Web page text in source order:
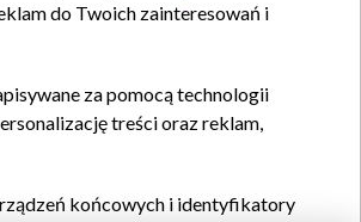
do Twoich zainteresowań i
za pomocą technologii
treści oraz reklam,
końcowych i identyfikatory